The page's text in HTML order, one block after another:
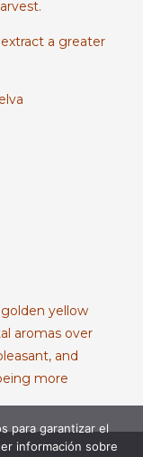
a greater
yellow
aromas over
and
more
para garantizar el
información sobre